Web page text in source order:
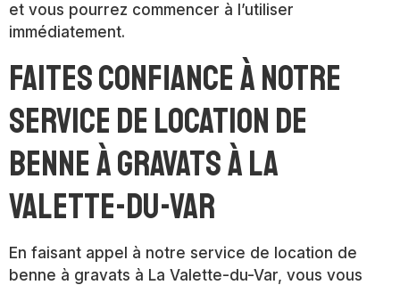
et vous pourrez commencer à l’utiliser
immédiatement.
Faites confiance à notre
service de location de
benne à gravats à La
Valette-du-Var
En faisant appel à notre service de location de
benne à gravats à La Valette-du-Var, vous vous